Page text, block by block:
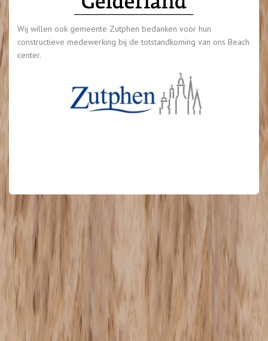
Wij willen ook gemeente Zutphen bedanken voor hun
constructieve medewerking bij de totstandkoming van ons Beach
center.